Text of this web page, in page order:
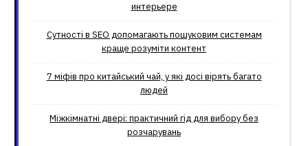
интерьере
Сутності в SEO допомагають пошуковим системам
краще розуміти контент
7 міфів про китайський чай, у які досі вірять багато
людей
Міжкімнатні двері: практичний гід для вибору без
розчарувань